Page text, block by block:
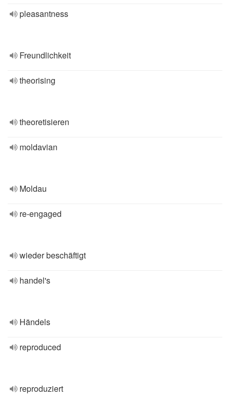
pleasantness
Freundlichkeit
theorising
theoretisieren
moldavian
Moldau
re-engaged
wieder beschäftigt
handel's
Händels
reproduced
reproduziert